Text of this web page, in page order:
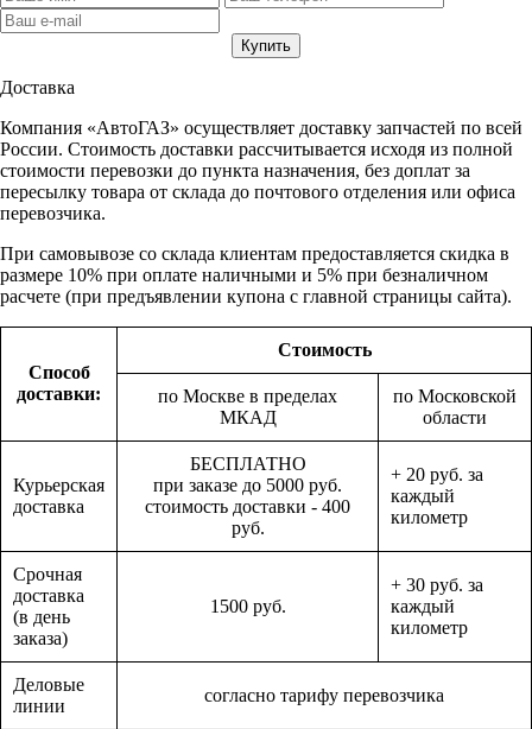
Доставка
Компания «АвтоГАЗ» осуществляет доставку запчастей по всей
России. Стоимость доставки рассчитывается исходя из полной
стоимости перевозки до пункта назначения, без доплат за
пересылку товара от склада до почтового отделения или офиса
перевозчика.
При самовывозе со склада клиентам предоставляется скидка в
размере 10% при оплате наличными и 5% при безналичном
расчете (при предъявлении купона с главной страницы сайта).
Способ
доставки:
Стоимость
по Москве в пределах
МКАД
по Московской
области
Курьерская
доставка
БЕСПЛАТНО
при заказе до 5000 руб.
стоимость доставки - 400
руб.
+ 20 руб. за
каждый
километр
Срочная
доставка
(в день
заказа)
1500 руб.
+ 30 руб. за
каждый
километр
Деловые
линии
согласно тарифу перевозчика